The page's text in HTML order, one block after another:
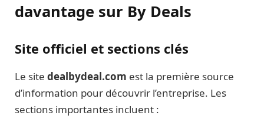
davantage sur By Deals
Site officiel et sections clés
Le site dealbydeal.com est la première source
d’information pour découvrir l’entreprise. Les
sections importantes incluent :